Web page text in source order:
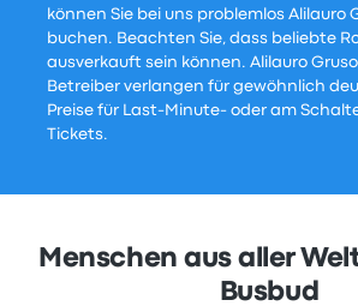
können Sie bei uns problemlos Alilauro
buchen. Beachten Sie, dass beliebte
ausverkauft sein können. Alilauro
Betreiber verlangen für gewöhnlich
Preise für Last-Minute- oder am
Tickets.
Menschen aus aller
Busbud